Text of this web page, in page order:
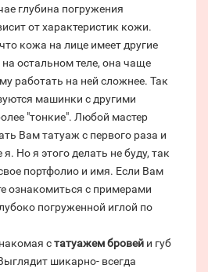
глубина погружения
от характеристик кожи.
кожа на лице имеет другие
остальном теле, она чаще
работать на ней сложнее. Так
машинки с другими
"тонкие". Любой мастер
Вам татуаж с первого раза и
Но я этого делать не буду, так
портфолио и имя. Если Вам
ознакомиться с примерами
погруженной иглой по
статуажем бровей и губ
шикарно- всегда